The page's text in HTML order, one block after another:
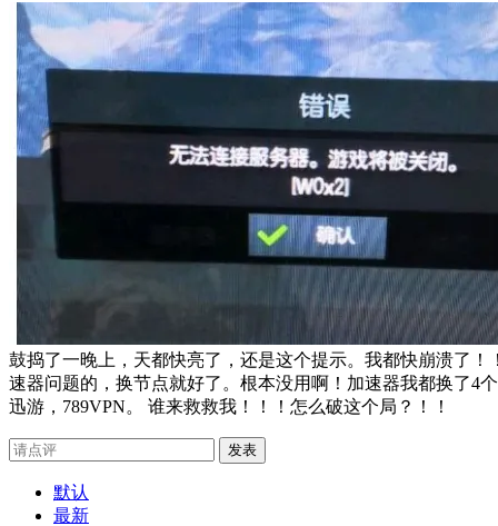
鼓捣了一晚上，天都快亮了，还是这个提示。我都快崩溃了！
速器问题的，换节点就好了。根本没用啊！加速器我都换了4
迅游，789VPN。 谁来救救我！！！怎么破这个局？！！
发表
默认
最新